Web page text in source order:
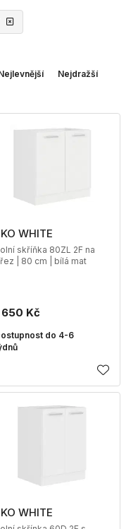
Nejdražší
WHITE
skříňka 80ZL 2F na
| 80 cm | bílá mat
650 Kč
do 4-6
WHITE